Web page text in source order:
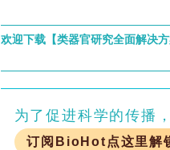
欢迎下载【类器官研究全面解决
为了促进科学的传播
订阅BioHot点这里解